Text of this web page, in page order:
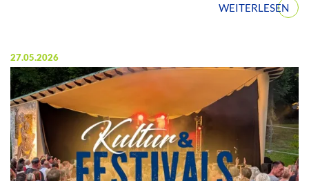
WEITERLESEN
Veröffentlicht am:
27.05.2026